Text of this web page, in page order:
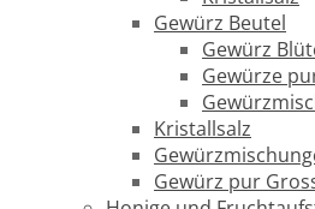
Gewürz Beutel
Gewürz
Gewürze
Kristallsalz
Gewürz pur